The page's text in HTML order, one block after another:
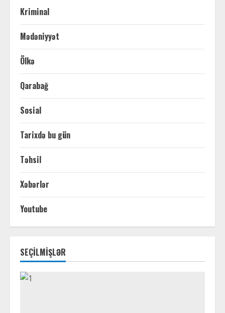
Kriminal
Mədəniyyət
Ölkə
Qarabağ
Sosial
Tarixdə bu gün
Təhsil
Xəbərlər
Youtube
SEÇİLMİŞLƏR